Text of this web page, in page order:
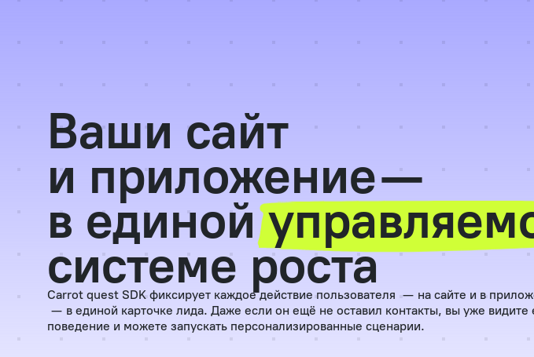
Ваши сайт
и приложение —
в единой
системе роста
Carrot quest SDK фиксирует каждое действие пользователя — на сайте и в
— в единой карточке лида. Даже если он ещё не оставил контакты, вы уже видите
поведение и можете запускать персонализированные сценарии.